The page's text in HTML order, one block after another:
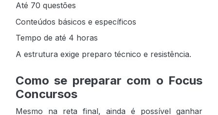
Até 70 questões
Conteúdos básicos e específicos
Tempo de até 4 horas
A estrutura exige preparo técnico e resistência.
Como se preparar com o Focus
Concursos
Mesmo na reta final, ainda é possível ganhar